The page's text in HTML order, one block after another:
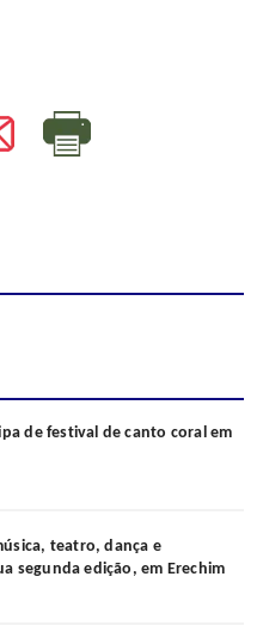
de festival de canto coral em
teatro, dança e
segunda edição, em Erechim